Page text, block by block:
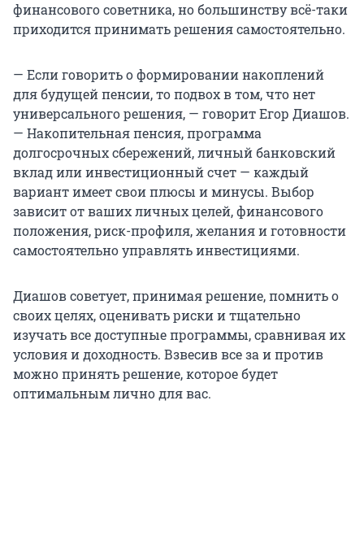
финансового советника, но большинству всё-таки
приходится принимать решения самостоятельно.
— Если говорить о формировании накоплений
для будущей пенсии, то подвох в том, что нет
универсального решения, — говорит Егор Диашов.
— Накопительная пенсия, программа
долгосрочных сбережений, личный банковский
вклад или инвестиционный счет — каждый
вариант имеет свои плюсы и минусы. Выбор
зависит от ваших личных целей, финансового
положения, риск-профиля, желания и готовности
самостоятельно управлять инвестициями.
Диашов советует, принимая решение, помнить о
своих целях, оценивать риски и тщательно
изучать все доступные программы, сравнивая их
условия и доходность. Взвесив все за и против
можно принять решение, которое будет
оптимальным лично для вас.